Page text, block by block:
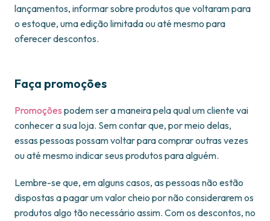
lançamentos, informar sobre produtos que voltaram para
o estoque, uma edição limitada ou até mesmo para
oferecer descontos.
Faça promoções
Promoções podem ser a maneira pela qual um cliente vai
conhecer a sua loja. Sem contar que, por meio delas,
essas pessoas possam voltar para comprar outras vezes
ou até mesmo indicar seus produtos para alguém.
Lembre-se que, em alguns casos, as pessoas não estão
dispostas a pagar um valor cheio por não considerarem os
produtos algo tão necessário assim. Com os descontos, no